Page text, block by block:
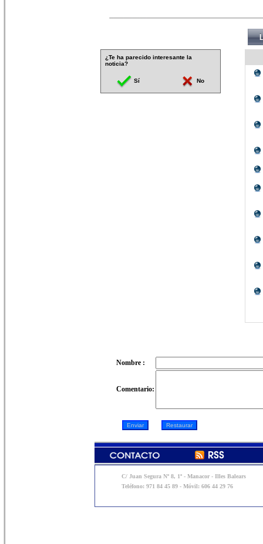
¿Te ha parecido interesante la
noticia?
Sí No
Nombre :
Comentario:
C/ Juan Segura Nº 8, 1º - Manacor - Illes Balears
Teléfono: 971 84 45 89 - Móvil: 606 44 29 76